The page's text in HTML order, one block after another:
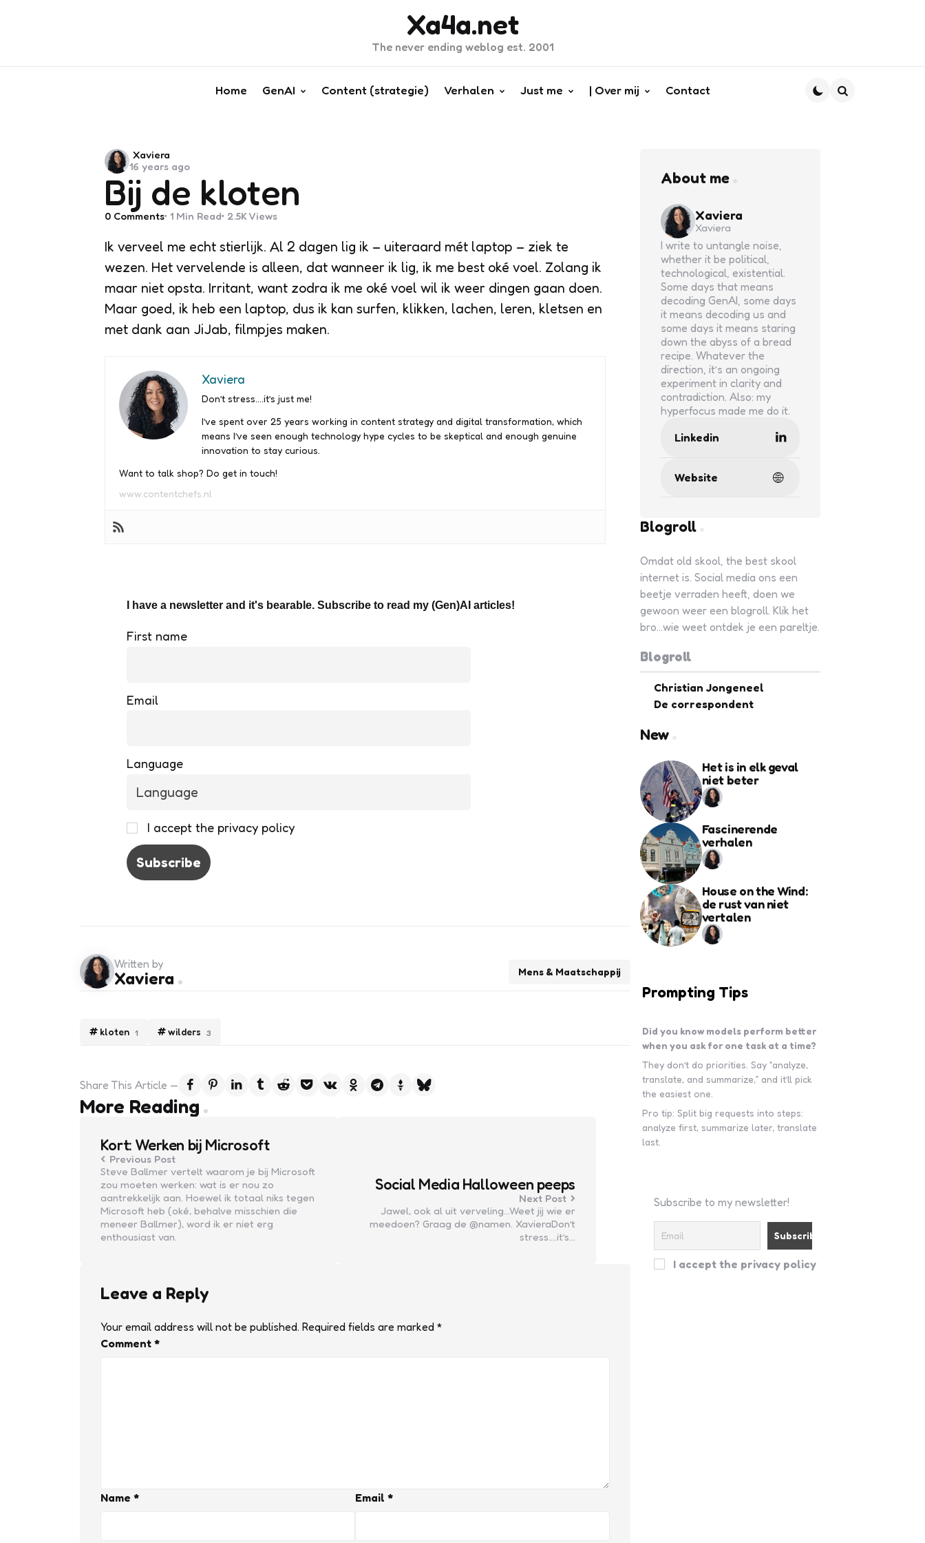
Xa4a.net
The never ending weblog est. 2001
Home GenAI Content (strategie) Verhalen Just me | Over mij Contact
Bij de kloten
Posted
by
Xaviera
16 years ago
0 Comments 1 Min Read 2.5K Views
Ik verveel me echt stierlijk. Al 2 dagen lig ik – uiteraard mét laptop – ziek te
wezen. Het vervelende is alleen, dat wanneer ik lig, ik me best oké voel. Zolang ik
maar niet opsta. Irritant, want zodra ik me oké voel wil ik weer dingen gaan doen.
Maar goed, ik heb een laptop, dus ik kan surfen, klikken, lachen, leren, kletsen en
met dank aan JiJab, filmpjes maken.
Xaviera
Don’t stress….it’s just me!
I’ve spent over 25 years working in content strategy and digital transformation, which
means I’ve seen enough technology hype cycles to be skeptical and enough genuine
innovation to stay curious.
Want to talk shop? Do get in touch!
www.contentchefs.nl
I have a newsletter and it's bearable. Subscribe to read my (Gen)AI articles!
First name
Email
Language
I accept the privacy policy
kloten 1 wilders 3
Mens & Maatschappij
Written by
Xaviera
Share This Article
More Reading
Post
navigation
Kort: Werken bij Microsoft
Previous Post
Steve Ballmer vertelt waarom je bij Microsoft
zou moeten werken: wat is er nou zo
aantrekkelijk aan. Hoewel ik totaal niks tegen
Microsoft heb (oké, behalve misschien die
meneer Ballmer), word ik er niet erg
enthousiast van.
Social Media Halloween peeps
Next Post
Jawel, ook al uit verveling…Weet jij wie er
meedoen? Graag de @namen. XavieraDon’t
stress….it’s…
Leave a Reply
Your email address will not be published. Required fields are marked *
Comment *
Name * Email *
About me
Xaviera
Xaviera
I write to untangle noise,
whether it be political,
technological, existential.
Some days that means
decoding GenAI, some days
it means decoding us and
some days it means staring
down the abyss of a bread
recipe. Whatever the
direction, it’s an ongoing
experiment in clarity and
contradiction. Also: my
hyperfocus made me do it.
Linkedin
Website
Blogroll
Omdat old skool, the best skool
internet is. Social media ons een
beetje verraden heeft, doen we
gewoon weer een blogroll. Klik het
bro...wie weet ontdek je een pareltje.
Blogroll
Christian Jongeneel
De correspondent
New
Het is in elk geval
niet beter
Fascinerende
verhalen
House on the Wind:
de rust van niet
vertalen
Prompting Tips
Did you know models perform better
when you ask for one task at a time?
They don’t do priorities. Say “analyze,
translate, and summarize,” and it’ll pick
the easiest one.
Pro tip: Split big requests into steps:
analyze first, summarize later, translate
last.
Subscribe to my newsletter!
I accept the privacy policy